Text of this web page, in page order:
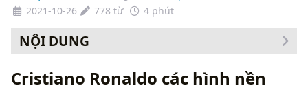
2021-10-26
778 từ 4 phút
NỘI DUNG
Cristiano Ronaldo các hình nền